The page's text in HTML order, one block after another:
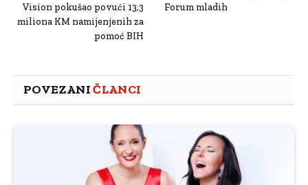
Vision pokušao povući 13,3
miliona KM namijenjenih za
pomoć BIH
Forum mladih
POVEZANIČLANCI